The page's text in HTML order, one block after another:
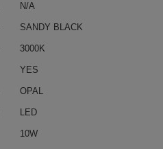
N/A
SANDY BLACK
3000K
YES
OPAL
LED
10W